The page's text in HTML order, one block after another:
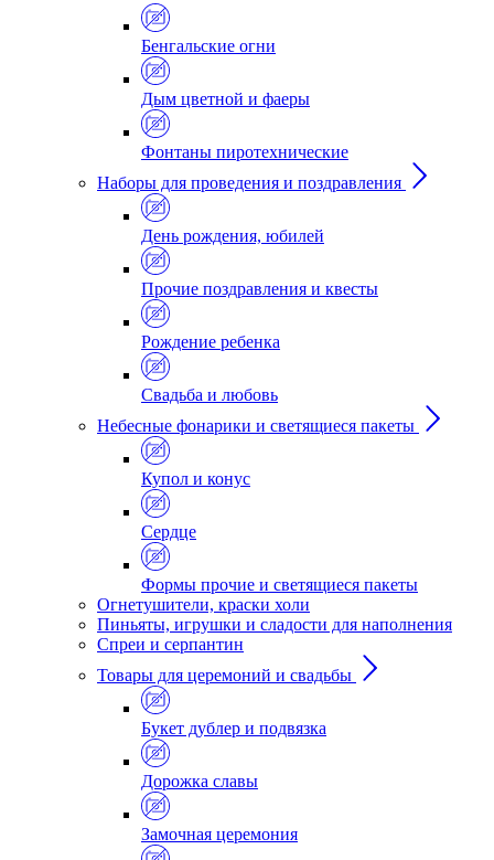
Бенгальские огни
Дым цветной и фаеры
Фонтаны пиротехнические
Наборы для проведения и поздравления
День рождения, юбилей
Прочие поздравления и квесты
Рождение ребенка
Свадьба и любовь
Небесные фонарики и светящиеся пакеты
Купол и конус
Сердце
Формы прочие и светящиеся пакеты
Огнетушители, краски холи
Пиньяты, игрушки и сладости для наполнения
Спреи и серпантин
Товары для церемоний и свадьбы
Букет дублер и подвязка
Дорожка славы
Замочная церемония